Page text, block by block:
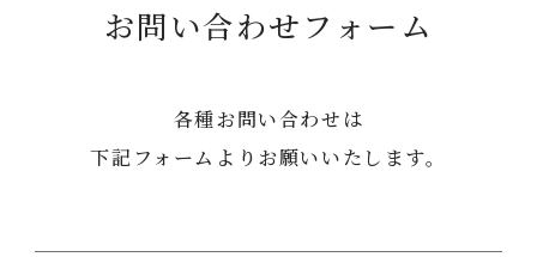
お問い合わせフォーム
各種お問い合わせは
下記フォームよりお願いいたします。